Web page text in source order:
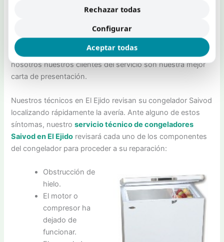
No deje que su negocio se detenga a causa de una avería
pocas horas. Le ofrecemos un servicio técnico
congeladores Saivod en El Ejido con toda la
profesionalidad y garantías que su negocio merece. Para
nosotros nuestros clientes del servicio son nuestra mejor
carta de presentación.
Nuestros técnicos en El Ejido revisan su congelador Saivod
localizando rápidamente la avería. Ante alguno de estos
síntomas, nuestroservicio técnico de congeladores
Saivod en El Ejido revisará cada uno de los componentes
del congelador para proceder a su reparación:
Obstrucción de
hielo.
El motor o
compresor ha
dejado de
funcionar.
Rechazar todas
Configurar
Aceptar todas